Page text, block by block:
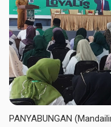
PANYABUNGAN